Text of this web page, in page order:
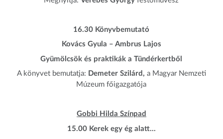
16.30 Könyvbemutató
Kovács Gyula – Ambrus Lajos
Gyümölcsök és praktikák a Tündérkertből
A könyvet bemutatja: Demeter Szilárd, a Magyar Nemzeti
Múzeum főigazgatója
Gobbi Hilda Színpad
15.00 Kerek egy ég alatt…